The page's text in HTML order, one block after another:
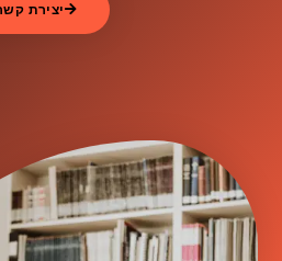
יצירת